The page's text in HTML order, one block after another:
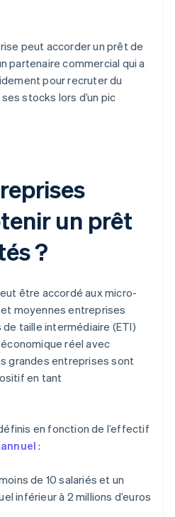
peut accorder un prêt de
partenaire commercial qui a
pour recruter du
stocks lors d’un pic
un prêt
?
être accordé aux micro-
moyennes entreprises
taille intermédiaire (ETI)
réel avec
grandes entreprises sont
en tant
en fonction de l’effectif
:
de 10 salariés et un
inférieur à 2 millions d’euros